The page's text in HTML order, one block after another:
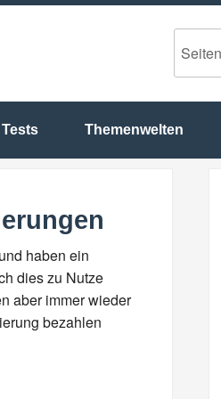
Tests Themenwelten
haben ein
dies zu Nutze
aber immer wieder
bezahlen